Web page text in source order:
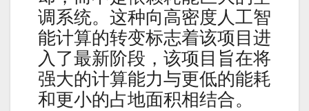
调系统。这种向高密度人工智
能计算的转变标志着该项目进
入了最新阶段，该项目旨在将
强大的计算能力与更低的能耗
和更小的占地面积相结合。